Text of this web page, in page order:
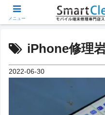
iPhone修理
2022-06-30
メニュー